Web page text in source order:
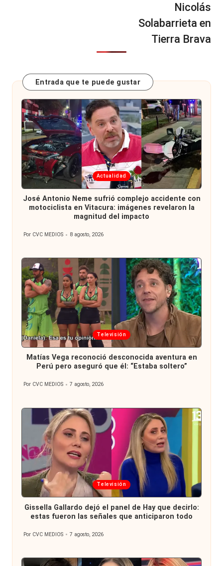
Nicolás
Solabarrieta en
Tierra Brava
Entrada que te puede gustar
Publicada
en
Actualidad
José Antonio Neme sufrió complejo accidente con
motociclista en Vitacura: imágenes revelaron la
magnitud del impacto
Publicado
Por CVC MEDIOS 8 agosto, 2026
Publicada
en
Televisión
Matías Vega reconoció desconocida aventura en
Perú pero aseguró que él: “Estaba soltero”
Publicado
Por CVC MEDIOS 7 agosto, 2026
Publicada
en
Televisión
Gissella Gallardo dejó el panel de Hay que decirlo:
estas fueron las señales que anticiparon todo
Publicado
Por CVC MEDIOS 7 agosto, 2026